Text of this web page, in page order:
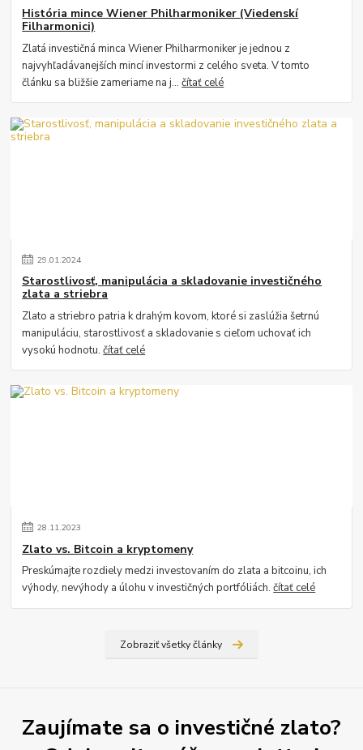
História mince Wiener Philharmoniker (Viedenskí
Filharmonici)
Zlatá investičná minca Wiener Philharmoniker je jednou z
najvyhľadávanejších mincí investormi z celého sveta. V tomto
článku sa bližšie zameriame na j...čítať celé
29.01.2024
Starostlivosť, manipulácia a skladovanie investičného
zlata a striebra
Zlato a striebro patria k drahým kovom, ktoré si zaslúžia šetrnú
manipuláciu, starostlivosť a skladovanie s cieľom uchovať ich
vysokú hodnotu.čítať celé
28.11.2023
Zlato vs. Bitcoin a kryptomeny
Preskúmajte rozdiely medzi investovaním do zlata a bitcoinu, ich
výhody, nevýhody a úlohu v investičných portfóliách.čítať celé
Zobraziť všetky články
Zaujímate sa o investičné zlato?